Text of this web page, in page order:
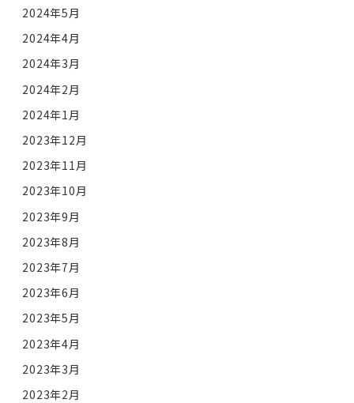
2024年5月
2024年4月
2024年3月
2024年2月
2024年1月
2023年12月
2023年11月
2023年10月
2023年9月
2023年8月
2023年7月
2023年6月
2023年5月
2023年4月
2023年3月
2023年2月